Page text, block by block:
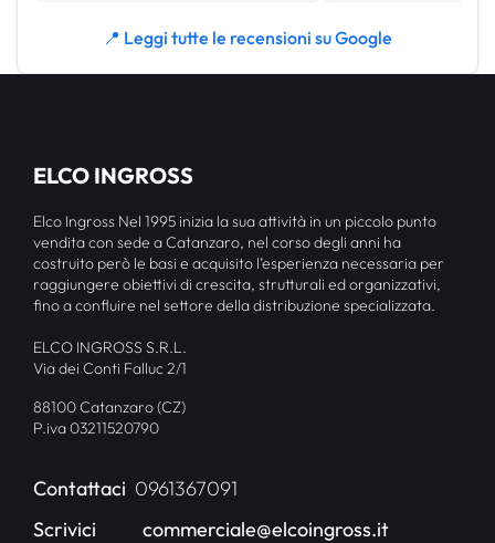
📍 Leggi tutte le recensioni su Google
ELCO INGROSS
Elco Ingross Nel 1995 inizia la sua attività in un piccolo punto
vendita con sede a Catanzaro, nel corso degli anni ha
costruito però le basi e acquisito l’esperienza necessaria per
raggiungere obiettivi di crescita, strutturali ed organizzativi,
fino a confluire nel settore della distribuzione specializzata.
ELCO INGROSS S.R.L.
Via dei Conti Falluc 2/1
88100 Catanzaro (CZ)
P.iva 03211520790
Contattaci 0961367091
Scrivici
commerciale@elcoingross.it